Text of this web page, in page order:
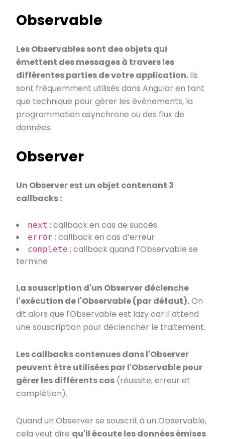
Observable
Les Observables sont des objets qui
émettent des messages à travers les
différentes parties de votre application.Ils
sont fréquemment utilisés dans Angular en tant
que technique pour gérer les événements, la
programmation asynchrone ou des flux de
données.
Observer
Un Observer est un objet contenant 3
callbacks :
next : callback en cas de succès
error : callback en cas d’erreur
complete : callback quand l’Observable se
termine
La souscription d'un Observer déclenche
l'exécution de l'Observable (par défaut).On
dit alors que l'Observable est lazy car il attend
une souscription pour déclencher le traitement.
Les callbacks contenues dans l'Observer
peuvent être utilisées par l'Observable pour
gérer les différents cas (réussite, erreur et
complétion).
Quand un Observer se souscrit à un Observable,
cela veut dire qu'il écoute les données émises